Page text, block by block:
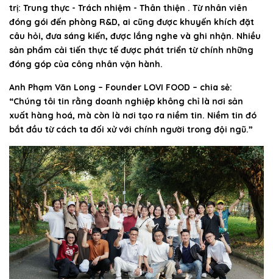
trị: Trung thực - Trách nhiệm - Thân thiện . Từ nhân viên
đóng gói đến phòng R&D, ai cũng được khuyến khích đặt
câu hỏi, đưa sáng kiến, được lắng nghe và ghi nhận. Nhiều
sản phẩm cải tiến thực tế được phát triển từ chính những
đóng góp của công nhân vận hành.
Anh Phạm Văn Long – Founder LOVI FOOD – chia sẻ:
“Chúng tôi tin rằng doanh nghiệp không chỉ là nơi sản
xuất hàng hoá, mà còn là nơi tạo ra niềm tin. Niềm tin đó
bắt đầu từ cách ta đối xử với chính người trong đội ngũ.”